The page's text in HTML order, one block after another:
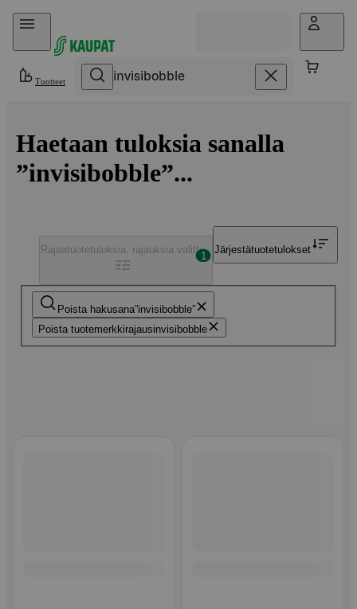
Hyppää sisältöön
Tuotteet
Haetaan tuloksia sanalla
”invisibobble”...
Poista hakusana invisibobble
Poista tuotemerkkirajausinvisibobble
Rajaatuotetuloksia, rajauksia valittu
1
Järjestätuotetulokset